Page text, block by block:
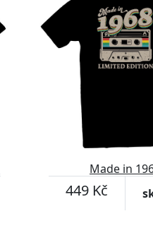
Made in
449 Kč